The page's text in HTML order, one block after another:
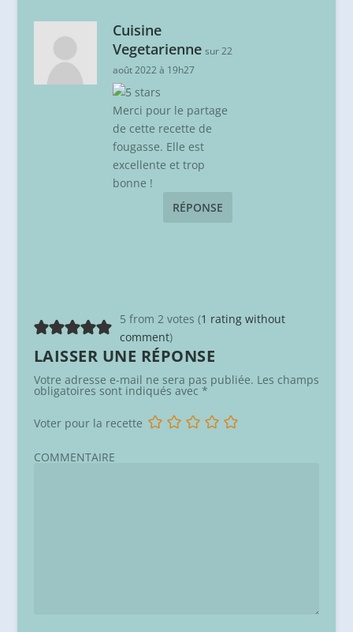
Cuisine
Vegetarienne sur 22
août 2022 à 19h27
Merci pour le partage
de cette recette de
fougasse. Elle est
excellente et trop
bonne !
RÉPONSE
5 from 2 votes (1 rating without
comment)
LAISSER UNE RÉPONSE
Votre adresse e-mail ne sera pas publiée. Les champs
obligatoires sont indiqués avec *
Voter pour la recette
COMMENTAIRE